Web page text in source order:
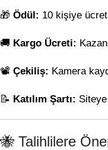
🎁 Ödül: 10 kişiye
🚚 Kargo Ücreti:
📽️ Çekiliş: Kamera
📝 Katılım Şartı:
🐝 Talihlilere